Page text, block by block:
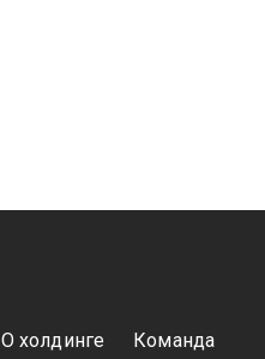
О холдинге Команда